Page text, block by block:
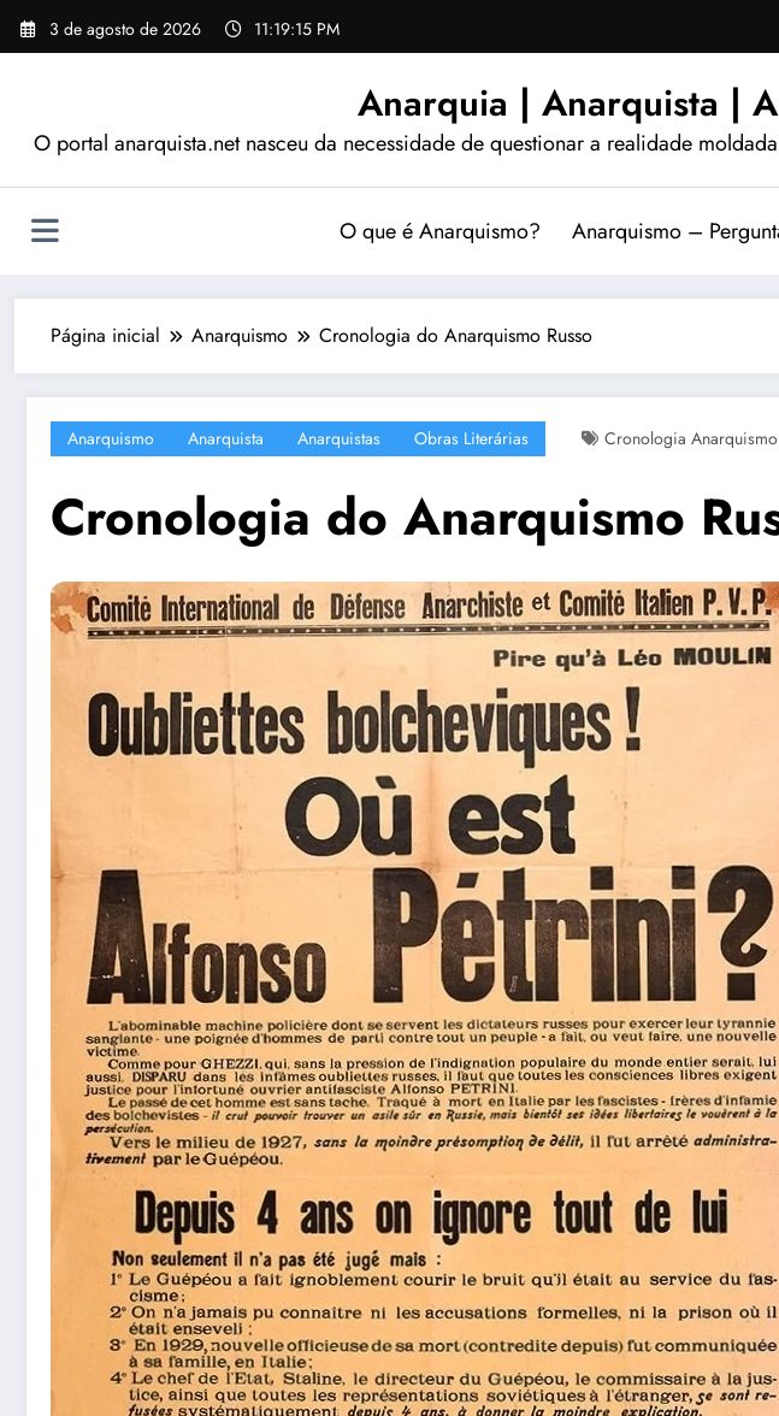
Pular
para
3 de agosto de 2026 11:19:17 PM
Anarquia | Anarquista |
O portal anarquista.net nasceu da necessidade de questionar a realidade
O que é Anarquismo? Anarquismo –
Página inicial Anarquismo Cronologia do Anarquismo Russo
Anarquismo Anarquista Anarquistas Obras Literárias Cronologia Anarquismo
Cronologia do Anarquismo